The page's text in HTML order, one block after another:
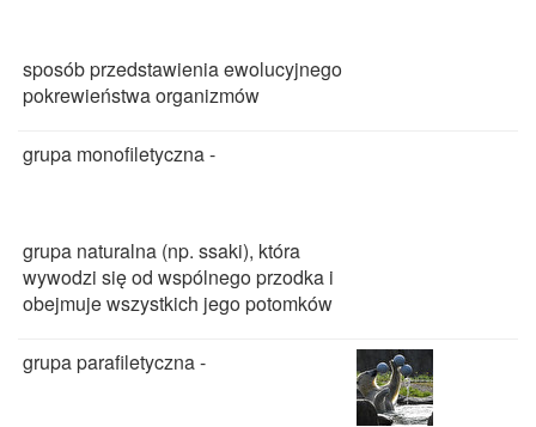
sposób przedstawienia ewolucyjnego
pokrewieństwa organizmów
grupa monofiletyczna -
grupa naturalna (np. ssaki), która
wywodzi się od wspólnego przodka i
obejmuje wszystkich jego potomków
grupa parafiletyczna -